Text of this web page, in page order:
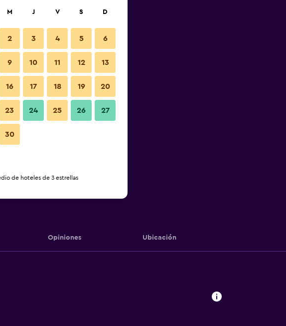
Opiniones Ubicación
M J V S D
2 3 4 5 6
9 10 11 12 13
16 17 18 19 20
23 24 25 26 27
30
de hoteles de 3 estrellas